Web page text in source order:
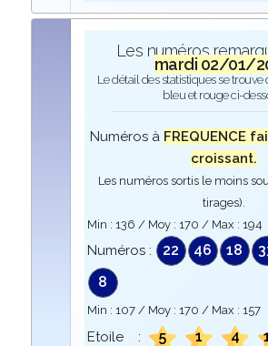
Les numéros
mardi 02/01/
Le détail des statistiques se
bleu et rouge ci-
Numéros à FREQUENCE
croissant.
Les numéros sortis le moins
tirages).
Min : 136 / Moy : 170 / Max : 194
Numéros : 22 46 18
8
Min : 107/ Moy : 170 / Max : 157
Etoile : 5 1 4